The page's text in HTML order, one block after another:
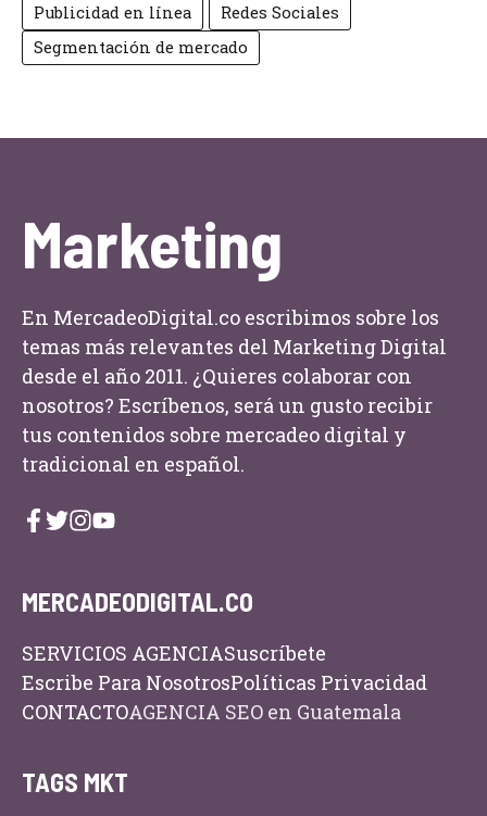
Publicidad en línea
Redes Sociales
Segmentación de mercado
Marketing
En MercadeoDigital.co escribimos sobre los
temas más relevantes del Marketing Digital
desde el año 2011. ¿Quieres colaborar con
nosotros? Escríbenos, será un gusto recibir
tus contenidos sobre mercadeo digital y
tradicional en español.
MERCADEODIGITAL.CO
SERVICIOS AGENCIASuscríbete
Escribe Para NosotrosPolíticas Privacidad
CONTACTOAGENCIA SEO en Guatemala
TAGS MKT